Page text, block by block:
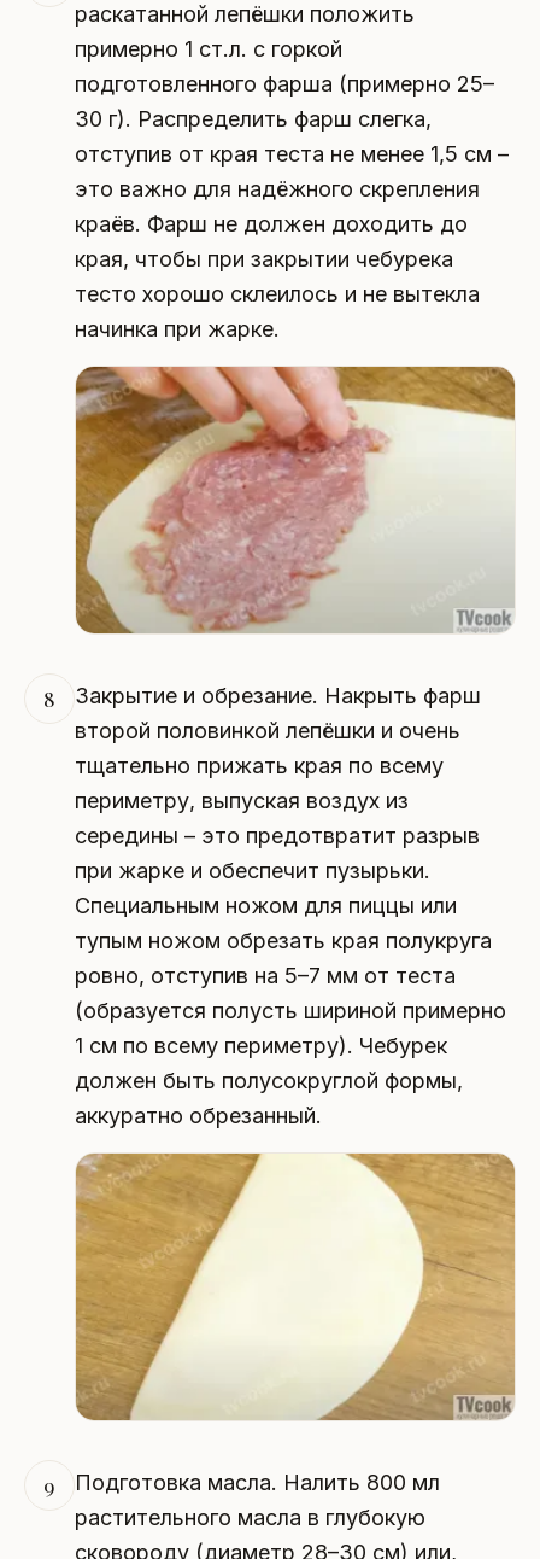
раскатанной лепёшки положить
примерно 1 ст.л. с горкой
подготовленного фарша (примерно 25–
30 г). Распределить фарш слегка,
отступив от края теста не менее 1,5 см –
это важно для надёжного скрепления
краёв. Фарш не должен доходить до
края, чтобы при закрытии чебурека
тесто хорошо склеилось и не вытекла
начинка при жарке.
8
Закрытие и обрезание. Накрыть фарш
второй половинкой лепёшки и очень
тщательно прижать края по всему
периметру, выпуская воздух из
середины – это предотвратит разрыв
при жарке и обеспечит пузырьки.
Специальным ножом для пиццы или
тупым ножом обрезать края полукруга
ровно, отступив на 5–7 мм от теста
(образуется полусть шириной примерно
1 см по всему периметру). Чебурек
должен быть полусокруглой формы,
аккуратно обрезанный.
9
Подготовка масла. Налить 800 мл
растительного масла в глубокую
сковороду (диаметр 28–30 см) или,